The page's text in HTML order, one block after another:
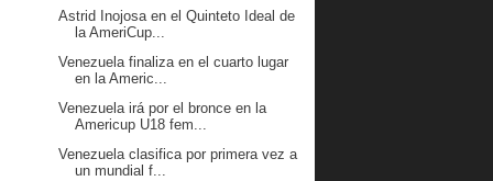
Astrid Inojosa en el Quinteto Ideal de
la AmeriCup...
Venezuela finaliza en el cuarto lugar
en la Americ...
Venezuela irá por el bronce en la
Americup U18 fem...
Venezuela clasifica por primera vez a
un mundial f...